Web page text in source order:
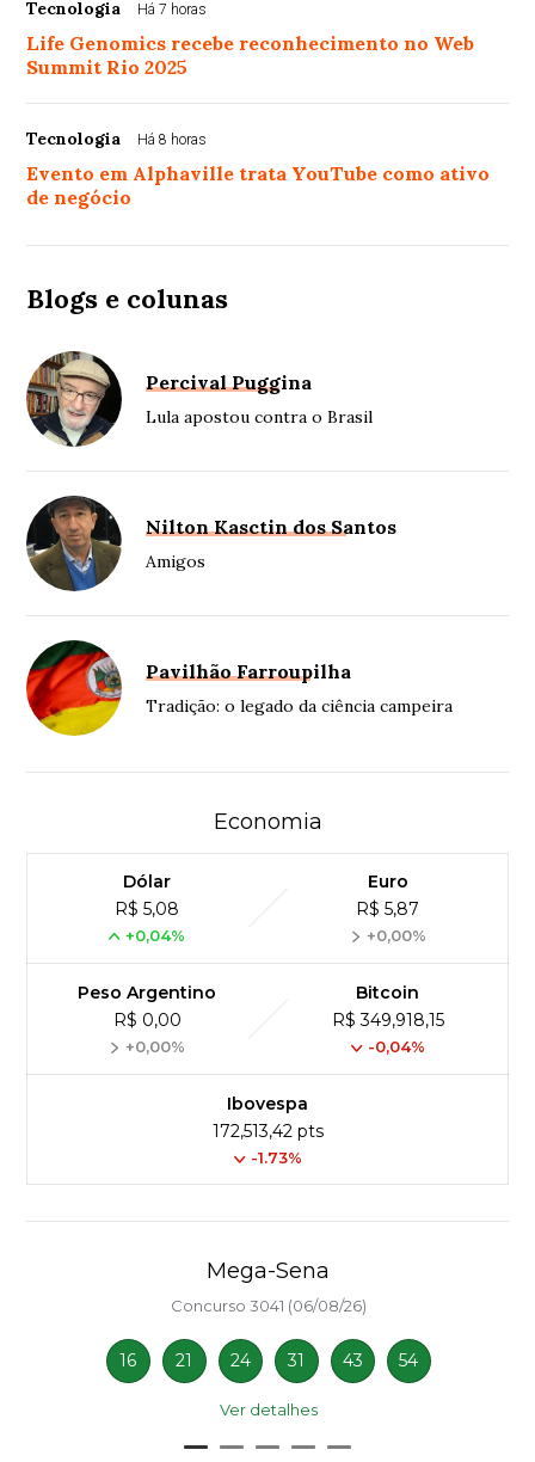
Tecnologia Há 7 horas
Life Genomics recebe reconhecimento no Web
Summit Rio 2025
Tecnologia Há 8 horas
Evento em Alphaville trata YouTube como ativo
de negócio
Blogs e colunas
Percival Puggina
Lula apostou contra o Brasil
Nilton Kasctin dos Santos
Amigos
Pavilhão Farroupilha
Tradição: o legado da ciência campeira
Economia
Dólar
R$ 5,08
+0,04%
Euro
R$ 5,87
+0,00%
Peso Argentino
R$ 0,00
+0,00%
Bitcoin
R$ 349,918,15
-0,04%
Ibovespa
172,513,42 pts
-1.73%
Mega-Sena
Concurso 3041 (06/08/26)
16 21 24 31 43 54
Ver detalhes